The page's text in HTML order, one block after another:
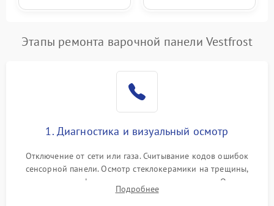
Этапы ремонта варочной панели Vestfrost
1. Диагностика и визуальный осмотр
Отключение от сети или газа. Считывание кодов ошибок
сенсорной панели. Осмотр стеклокерамики на трещины,
проверка конфорок на равномерность нагрева. Опрос
клиента о симптомах (не включается, не видит посуду,
Подробнее